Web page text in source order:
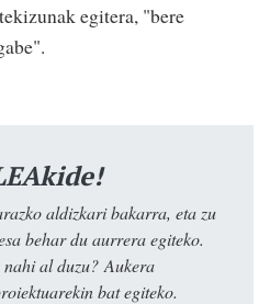
egitera, "bere
aldizkari bakarra, eta zu
behar du aurrera egiteko.
al duzu? Aukera
bat egiteko.